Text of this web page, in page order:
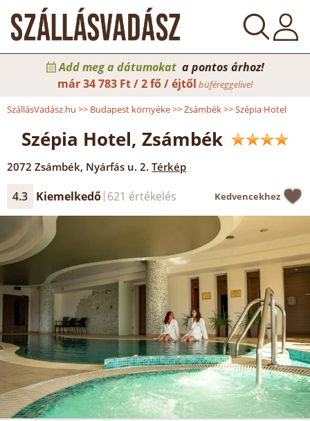
Add meg a dátumokat a pontos árhoz!
már34 783 Ft / 2 fő / éjtől büféreggelivel
SzállásVadász.hu >> Budapest környéke>>Zsámbék>>Szépia Hotel
Szépia Hotel, Zsámbék
2072 Zsámbék, Nyárfás u. 2. Térkép
4.3 Kiemelkedő 621 értékelés Kedvencekhez